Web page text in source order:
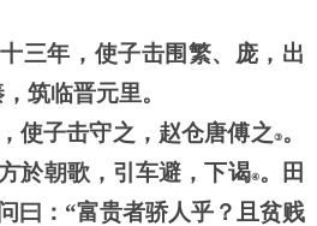
三年，使子击围繁、庞，出
筑临晋元里。
使子击守之，赵仓唐傅之 ③ 。
於朝歌，引车避，下谒④。田
曰： “富贵者骄人乎？且贫贱